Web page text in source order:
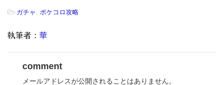
-ガチャ ポケコロ攻略
執筆者： 華
comment
メールアドレスが公開されることはありません。